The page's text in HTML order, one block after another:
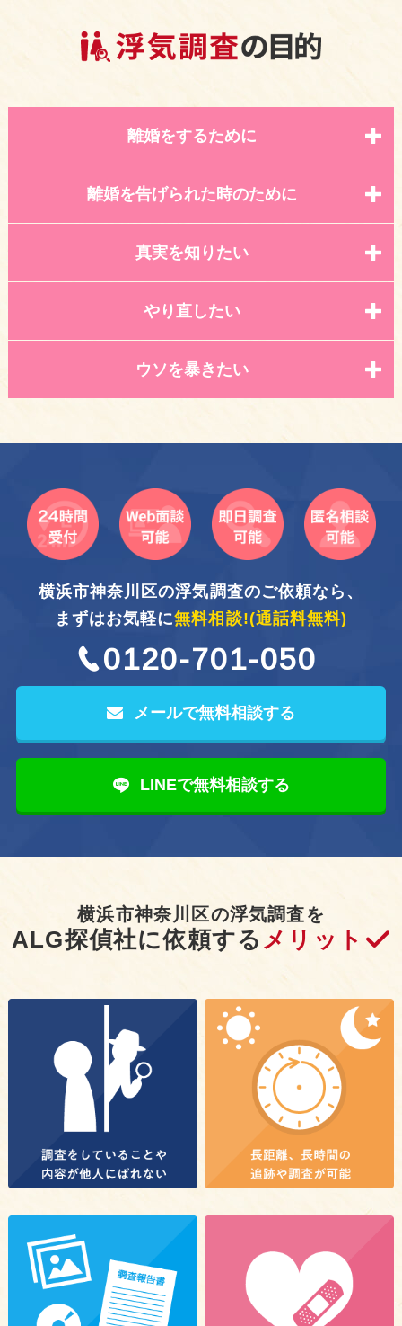
離婚をするために
離婚を告げられた時のために
真実を知りたい
やり直したい
ウソを暴きたい
横浜市神奈川区の浮気調査のご依頼なら、
まずはお気軽に無料相談!(通話料無料)
0120-701-050
メールで無料相談する
LINEで無料相談する
横浜市神奈川区の浮気調査を
ALG探偵社に依頼する メリット